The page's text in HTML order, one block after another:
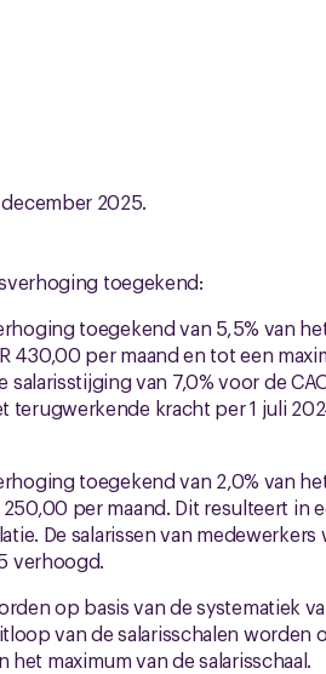
2025.
toegekend:
toegekend van 5,5% van
430,00 per maand en tot een
van 7,0% voor de
terugwerkende kracht per 1 juli
toegekend van 2,0% van
per maand. Dit resulteert in
De salarissen van
verhoogd.
op basis van de systematiek
van de salarisschalen worden
maximum van de salarisschaal.